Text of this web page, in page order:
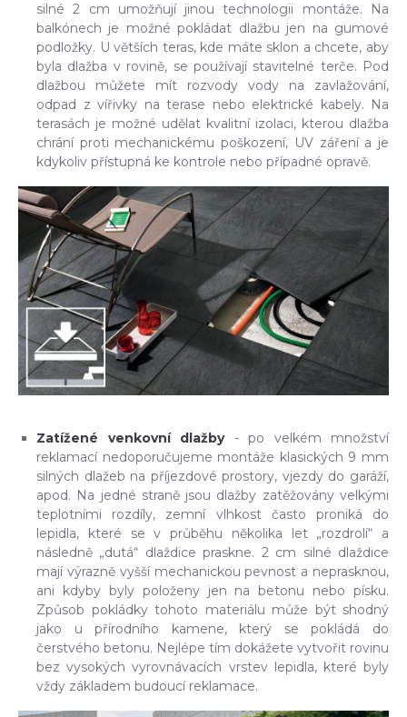
silné 2 cm umožňují jinou technologii montáže. Na
balkónech je možné pokládat dlažbu jen na gumové
podložky. U větších teras, kde máte sklon a chcete, aby
byla dlažba v rovině, se používají stavitelné terče. Pod
dlažbou můžete mít rozvody vody na zavlažování,
odpad z vířivky na terase nebo elektrické kabely. Na
terasách je možné udělat kvalitní izolaci, kterou dlažba
chrání proti mechanickému poškození, UV záření a je
kdykoliv přístupná ke kontrole nebo případné opravě.
Zatížené venkovní dlažby- po velkém množství
reklamací nedoporučujeme montáže klasických 9 mm
silných dlažeb na příjezdové prostory, vjezdy do garáží,
apod. Na jedné straně jsou dlažby zatěžovány velkými
teplotními rozdíly, zemní vlhkost často proniká do
lepidla, které se v průběhu několika let „rozdrolí“ a
následně „dutá“ dlaždice praskne. 2 cm silné dlaždice
mají výrazně vyšší mechanickou pevnost a neprasknou,
ani kdyby byly položeny jen na betonu nebo písku.
Způsob pokládky tohoto materiálu může být shodný
jako u přírodního kamene, který se pokládá do
čerstvého betonu. Nejlépe tím dokážete vytvořit rovinu
bez vysokých vyrovnávacích vrstev lepidla, které byly
vždy základem budoucí reklamace.